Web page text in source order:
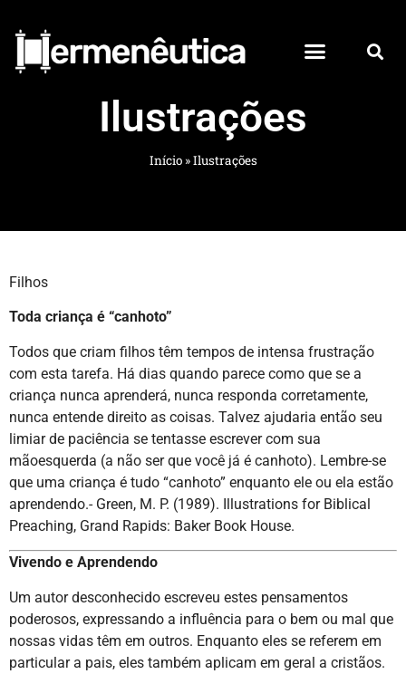
Ilustrações
Início»Ilustrações
Filhos
Toda criança é “canhoto”
Todos que criam filhos têm tempos de intensa frustração
com esta tarefa. Há dias quando parece como que se a
criança nunca aprenderá, nunca responda corretamente,
nunca entende direito as coisas. Talvez ajudaria então seu
limiar de paciência se tentasse escrever com sua
mãoesquerda (a não ser que você já é canhoto). Lembre-se
que uma criança é tudo “canhoto” enquanto ele ou ela estão
aprendendo.- Green, M. P. (1989). Illustrations for Biblical
Preaching, Grand Rapids: Baker Book House.
Vivendo e Aprendendo
Um autor desconhecido escreveu estes pensamentos
poderosos, expressando a influência para o bem ou mal que
nossas vidas têm em outros. Enquanto eles se referem em
particular a pais, eles também aplicam em geral a cristãos.